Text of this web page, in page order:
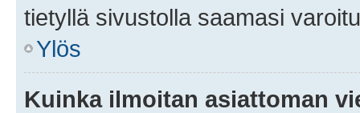
tietyllä sivustolla saamasi
Ylös
Kuinka ilmoitan asiattoman